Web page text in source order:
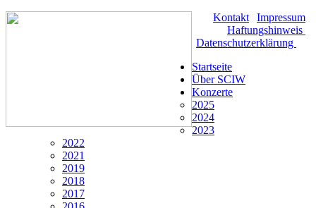
Kontakt Impressum
Haftungshinweis
Datenschutzerklärung
Startseite
Über SCIW
Konzerte
2025
2024
2023
2022
2021
2019
2018
2017